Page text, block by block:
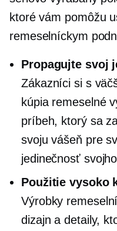
ktoré vám pomôžu
remeselníckym
Propagujte svoj
Zákazníci si s
kúpia remeselné
príbeh, ktorý sa
svoju vášeň pre
jedinečnosť
Použitievysoko
Výrobky
dizajn a detaily,